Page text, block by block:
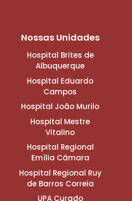
Nossas Unidades
Hospital Brites de
Albuquerque
Hospital Eduardo
Campos
Hospital João Murilo
Hospital Mestre
Vitalino
Hospital Regional
Emília Câmara
Hospital Regional Ruy
de Barros Correia
UPA Curado